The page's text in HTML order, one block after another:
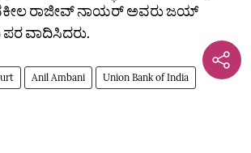
ರಾಜೀವ್ ನಾಯರ್ ಅವರು ಜಯ್‌
ವಾದಿಸಿದರು.
Anil Ambani Union Bank of India